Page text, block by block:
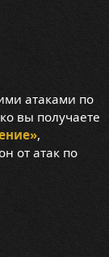
атаками по
вы получаете
,
от атак по